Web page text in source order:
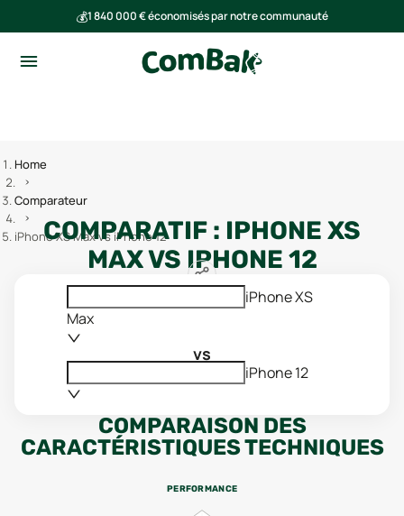
💰1 840 000 € économisés par notre communauté
Home
Comparateur
iPhone XS Max vs iPhone 12
COMPARATIF : IPHONE XS
MAXVS IPHONE 12
iPhone XS
Max
vs
iPhone 12
COMPARAISON DES
CARACTÉRISTIQUES TECHNIQUES
PERFORMANCE